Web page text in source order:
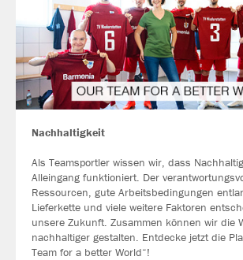
Nachhaltigkeit
Als Teamsportler wissen wir, dass
Alleingang funktioniert. Der
Ressourcen, gute Arbeitsbedingungen
Lieferkette und viele weitere Faktoren
unsere Zukunft. Zusammen können wir die
nachhaltiger gestalten. Entdecke jetzt die
Team for a better World“!